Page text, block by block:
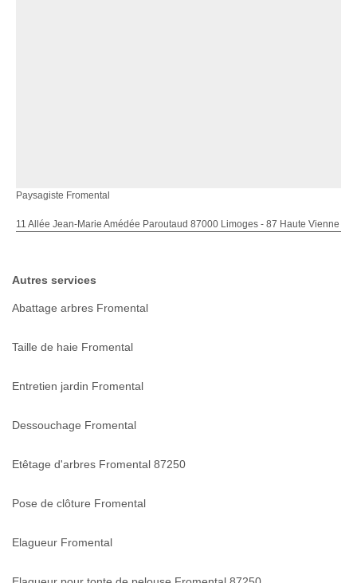
Paysagiste Fromental
11 Allée Jean-Marie Amédée Paroutaud 87000 Limoges - 87 Haute Vienne
Autres services
Abattage arbres Fromental
Taille de haie Fromental
Entretien jardin Fromental
Dessouchage Fromental
Etêtage d'arbres Fromental 87250
Pose de clôture Fromental
Elagueur Fromental